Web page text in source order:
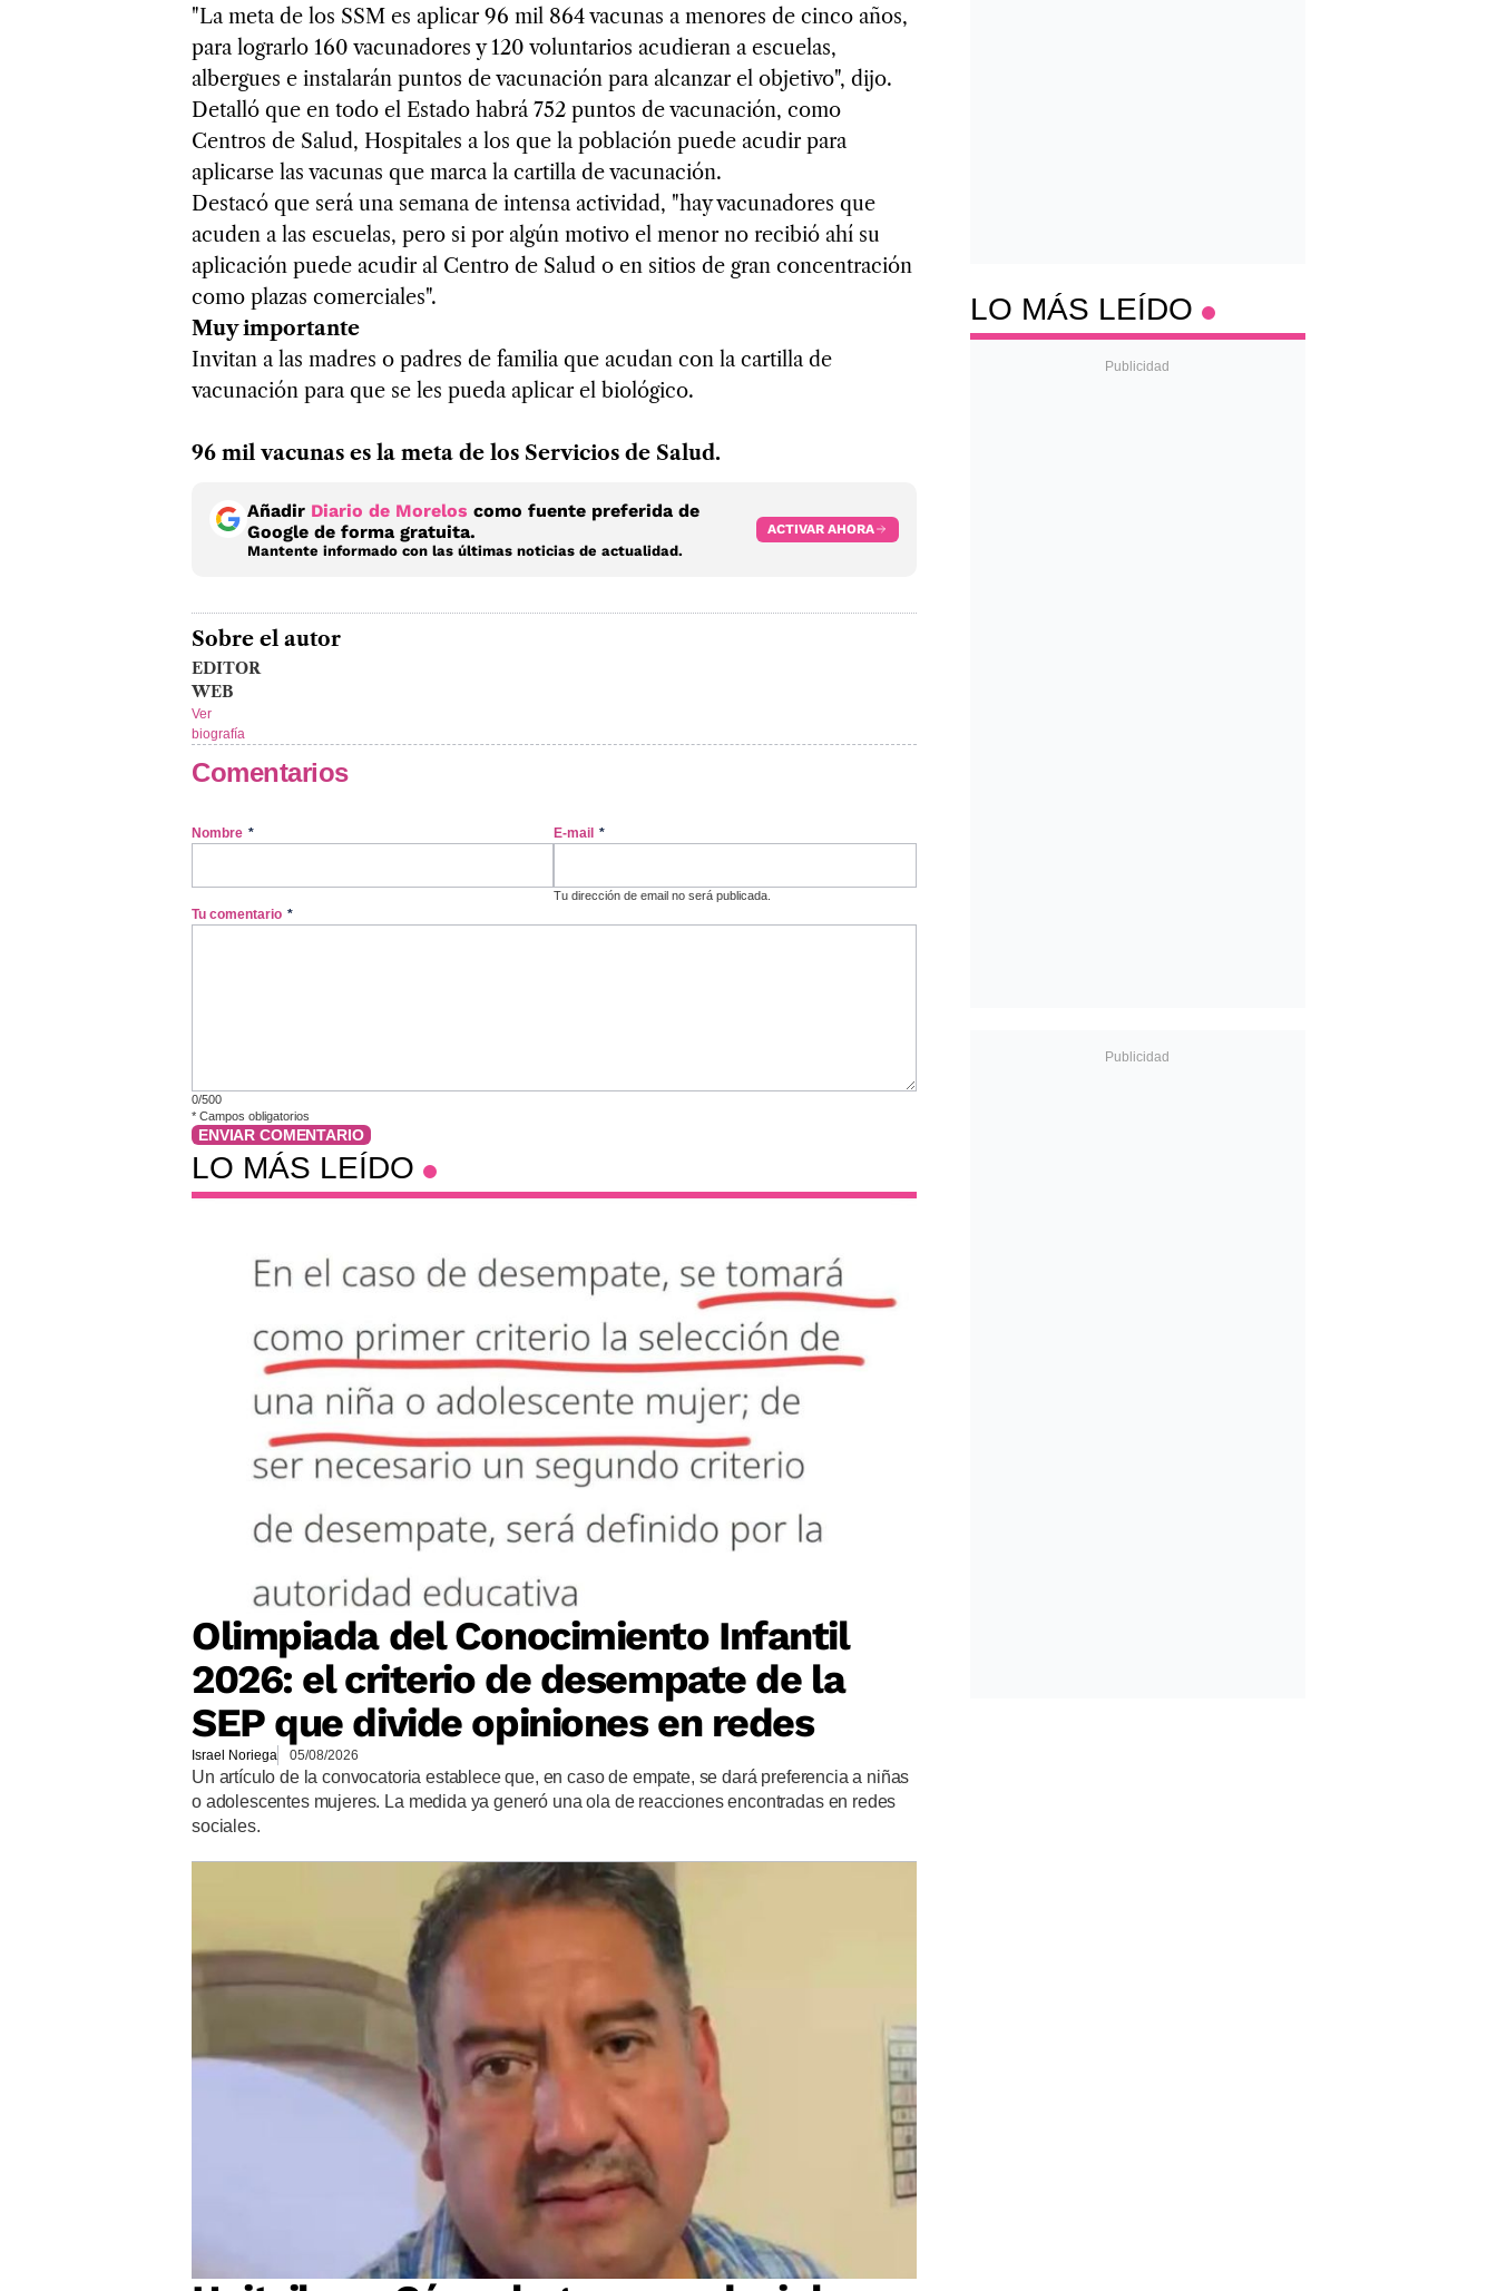
"La meta de los SSM es aplicar 96 mil 864 vacunas a menores de cinco años,
para lograrlo 160 vacunadores y 120 voluntarios acudieran a escuelas,
albergues e instalarán puntos de vacunación para alcanzar el objetivo", dijo.
Detalló que en todo el Estado habrá 752 puntos de vacunación, como
Centros de Salud, Hospitales a los que la población puede acudir para
aplicarse las vacunas que marca la cartilla de vacunación.
Destacó que será una semana de intensa actividad, "hay vacunadores que
acuden a las escuelas, pero si por algún motivo el menor no recibió ahí su
aplicación puede acudir al Centro de Salud o en sitios de gran concentración
como plazas comerciales".
Muy importante
Invitan a las madres o padres de familia que acudan con la cartilla de
vacunación para que se les pueda aplicar el biológico.
96 mil vacunas es la meta de los Servicios de Salud.
Añadir Diario de Morelos como fuente preferida de
Google de forma gratuita.
Mantente informado con las últimas noticias de actualidad.
ACTIVAR AHORA
Sobre el autor
EDITOR
WEB
Ver
biografía
Comentarios
Nombre * E-mail *
Tu dirección de email no será publicada.
Tu comentario *
0/500
* Campos obligatorios
ENVIAR COMENTARIO
LO MÁS LEÍDO
Olimpiada del Conocimiento Infantil
2026: el criterio de desempate de la
SEP que divide opiniones en redes
Israel Noriega 05/08/2026
Un artículo de la convocatoria establece que, en caso de empate, se dará preferencia a niñas
o adolescentes mujeres. La medida ya generó una ola de reacciones encontradas en redes
sociales.
LO MÁS LEÍDO